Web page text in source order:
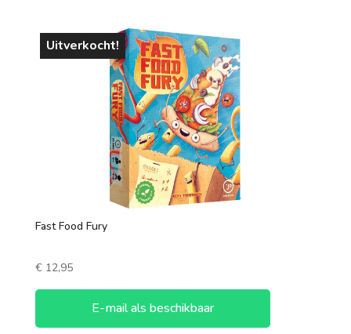
Uitverkocht!
Fast Food Fury
€12,95
E-mail als beschikbaar